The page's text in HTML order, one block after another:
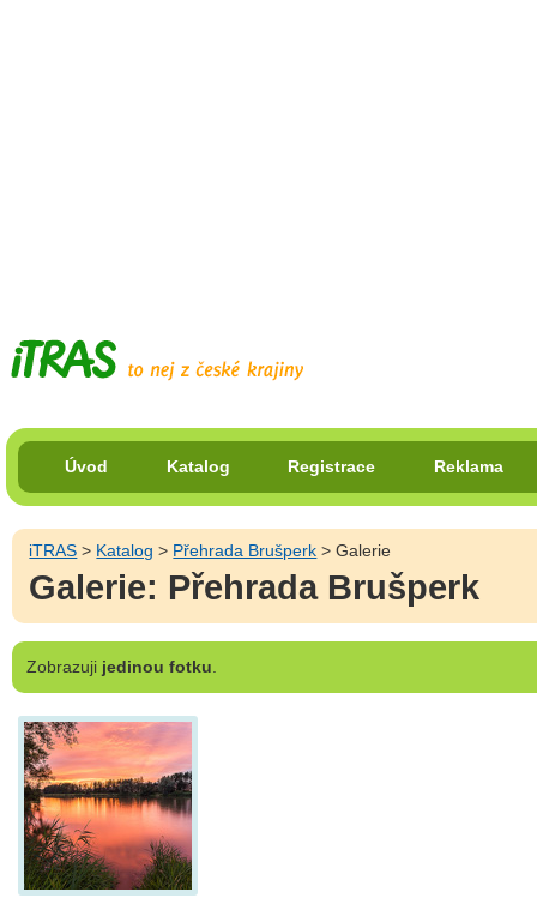
Úvod Katalog Registrace Reklama
iTRAS > Katalog > Přehrada Brušperk > Galerie
Galerie: Přehrada Brušperk
Zobrazuji jedinou fotku